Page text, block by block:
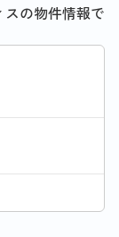
の物件情報で